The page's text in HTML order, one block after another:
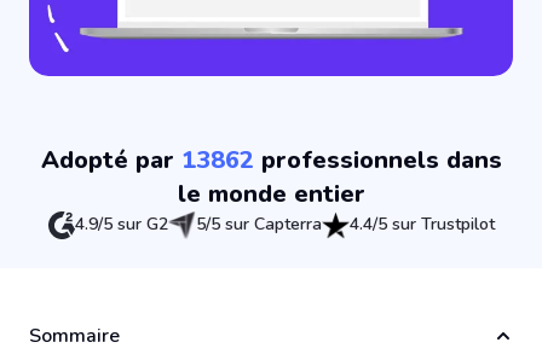
Adopté par 13862 professionnels dans
le monde entier
4.9/5 sur G2 5/5 sur Capterra 4.4/5 sur Trustpilot
Sommaire